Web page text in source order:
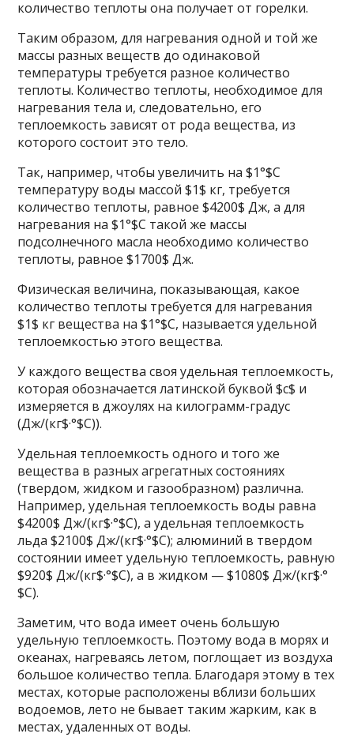
количество теплоты она получает от горелки.
Таким образом, для нагревания одной и той же
массы разных веществ до одинаковой
температуры требуется разное количество
теплоты. Количество теплоты, необходимое для
нагревания тела и, следовательно, его
теплоемкость зависят от рода вещества, из
которого состоит это тело.
Так, например, чтобы увеличить на $1°$С
температуру воды массой $1$ кг, требуется
количество теплоты, равное $4200$ Дж, а для
нагревания на $1°$С такой же массы
подсолнечного масла необходимо количество
теплоты, равное $1700$ Дж.
Физическая величина, показывающая, какое
количество теплоты требуется для нагревания
$1$ кг вещества на $1°$С, называется удельной
теплоемкостью этого вещества.
У каждого вещества своя удельная теплоемкость,
которая обозначается латинской буквой $с$ и
измеряется в джоулях на килограмм-градус
(Дж/(кг$·°$С)).
Удельная теплоемкость одного и того же
вещества в разных агрегатных состояниях
(твердом, жидком и газообразном) различна.
Например, удельная теплоемкость воды равна
$4200$ Дж/(кг$·°$С), а удельная теплоемкость
льда $2100$ Дж/(кг$·°$С); алюминий в твердом
состоянии имеет удельную теплоемкость, равную
$920$ Дж/(кг$·°$С), а в жидком — $1080$ Дж/(кг$·°
$С).
Заметим, что вода имеет очень большую
удельную теплоемкость. Поэтому вода в морях и
океанах, нагреваясь летом, поглощает из воздуха
большое количество тепла. Благодаря этому в тех
местах, которые расположены вблизи больших
водоемов, лето не бывает таким жарким, как в
местах, удаленных от воды.